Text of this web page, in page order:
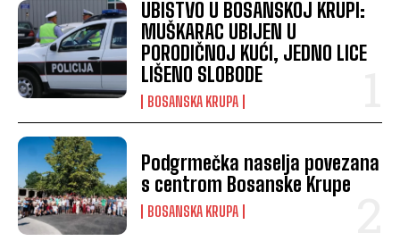
UBISTVO U BOSANSKOJ KRUPI:
MUŠKARAC UBIJEN U
PORODIČNOJ KUĆI, JEDNO LICE
LIŠENO SLOBODE
BOSANSKA KRUPA
Podgrmečka naselja povezana
s centrom Bosanske Krupe
BOSANSKA KRUPA